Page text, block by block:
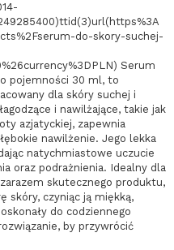
do-skory-suchej-
Serum
pojemności 30 ml, to
dla skóry suchej i
i nawilżające, takie jak
azjatyckiej, zapewnia
nawilżenie. Jego lekka
natychmiastowe uczucie
oraz podrażnienia. Idealny dla
skutecznego produktu,
skóry, czyniąc ją miękką,
do codziennego
by przywrócić